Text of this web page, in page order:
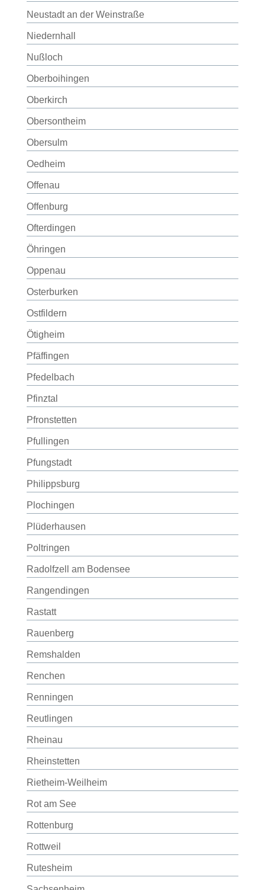
Neustadt an der Weinstraße
Niedernhall
Nußloch
Oberboihingen
Oberkirch
Obersontheim
Obersulm
Oedheim
Offenau
Offenburg
Ofterdingen
Öhringen
Oppenau
Osterburken
Ostfildern
Ötigheim
Pfäffingen
Pfedelbach
Pfinztal
Pfronstetten
Pfullingen
Pfungstadt
Philippsburg
Plochingen
Plüderhausen
Poltringen
Radolfzell am Bodensee
Rangendingen
Rastatt
Rauenberg
Remshalden
Renchen
Renningen
Reutlingen
Rheinau
Rheinstetten
Rietheim-Weilheim
Rot am See
Rottenburg
Rottweil
Rutesheim